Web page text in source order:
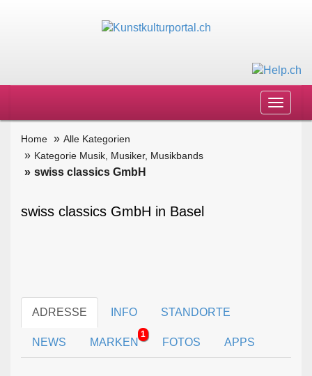
Toggle
Home
Alle Kategorien
Kategorie Musik, Musiker, Musikbands
swiss classics GmbH
swiss classics GmbH in Basel
ADRESSE INFO STANDORTE
NEWS MARKEN
1
FOTOS APPS